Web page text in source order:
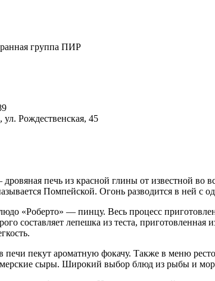
группа ПИР
Рождественская, 45
печь из красной глины от известной
Помпейской. Огонь разводится в ней с
«Роберто» — пинцу. Весь процесс
составляет лепешка из теста,
пекут ароматную фокачу. Также в меню
сыры. Широкий выбор блюд из рыбы и